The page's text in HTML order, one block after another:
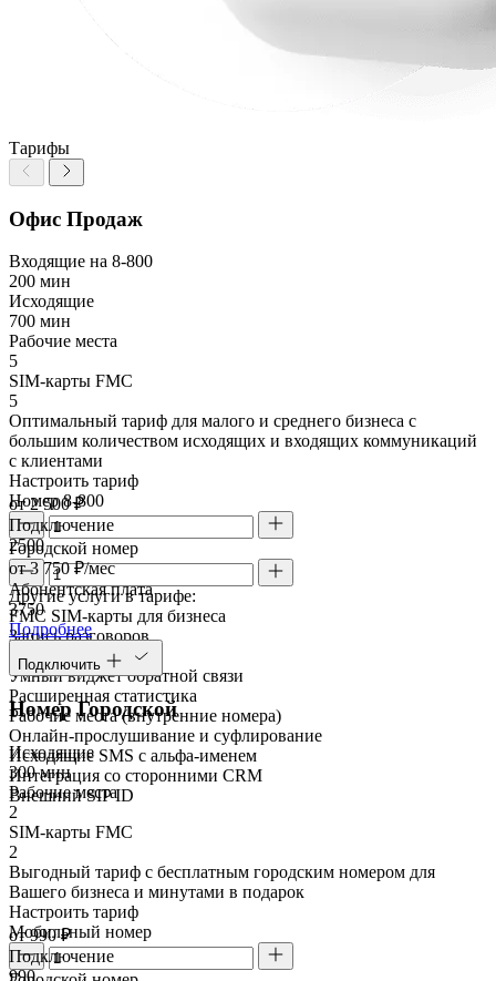
Тарифы
Офис Продаж
Входящие на 8-800
200 мин
Исходящие
700 мин
Рабочие места
5
SIM-карты FMC
5
Оптимальный тариф для малого и среднего бизнеса с
большим количеством исходящих и входящих коммуникаций
с клиентами
Настроить тариф
Номер 8-800
Городской номер
Другие услуги в тарифе:
FMC SIM-карты для бизнеса
Запись разговоров
Речевая аналитика
Умный виджет обратной связи
Расширенная статистика
Рабочие места (внутренние номера)
Онлайн-прослушивание и суфлирование
Исходящие SMS с альфа-именем
Интеграция со сторонними CRM
Внешний SIP ID
от 2 500 ₽
Подключение
2500
от 3 750 ₽/мес
Абонентская плата
3750
Подробнее
Подключить
Номер Городской
Исходящие
300 мин
Рабочие места
2
SIM-карты FMC
2
Выгодный тариф с бесплатным городским номером для
Вашего бизнеса и минутами в подарок
Настроить тариф
Мобильный номер
от 990 ₽
Подключение
990